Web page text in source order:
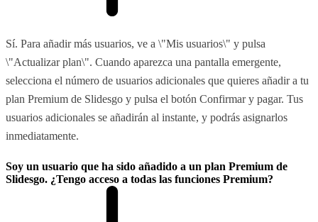
Sí. Para añadir más usuarios, ve a \"Mis usuarios\" y pulsa
\"Actualizar plan\". Cuando aparezca una pantalla emergente,
selecciona el número de usuarios adicionales que quieres añadir a tu
plan Premium de Slidesgo y pulsa el botón Confirmar y pagar. Tus
usuarios adicionales se añadirán al instante, y podrás asignarlos
inmediatamente.
Soy un usuario que ha sido añadido a un plan Premium de
Slidesgo. ¿Tengo acceso a todas las funciones Premium?